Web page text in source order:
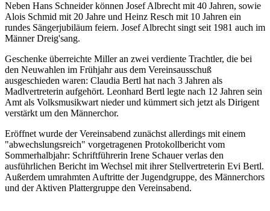
Neben Hans Schneider können Josef Albrecht mit 40 Jahren, sowie
Alois Schmid mit 20 Jahre und Heinz Resch mit 10 Jahren ein
rundes Sängerjubiläum feiern. Josef Albrecht singt seit 1981 auch im
Männer Dreig'sang.
Geschenke überreichte Miller an zwei verdiente Trachtler, die bei
den Neuwahlen im Frühjahr aus dem Vereinsausschuß
ausgeschieden waren: Claudia Bertl hat nach 3 Jahren als
Madlvertreterin aufgehört. Leonhard Bertl legte nach 12 Jahren sein
Amt als Volksmusikwart nieder und kümmert sich jetzt als Dirigent
verstärkt um den Männerchor.
Eröffnet wurde der Vereinsabend zunächst allerdings mit einem
"abwechslungsreich" vorgetragenen Protokollbericht vom
Sommerhalbjahr: Schriftführerin Irene Schauer verlas den
ausführlichen Bericht im Wechsel mit ihrer Stellvertreterin Evi Bertl.
Außerdem umrahmten Auftritte der Jugendgruppe, des Männerchors
und der Aktiven Plattergruppe den Vereinsabend.